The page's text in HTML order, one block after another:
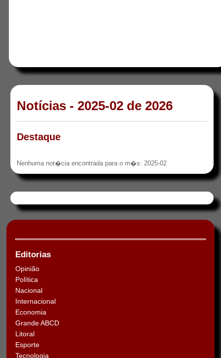
Notícias - 2025-02 de 2026
Destaque
Nenhuma not�cia encontrada para o m�s: 2025-02
Editorias
Opinião
Política
Nacional
Internacional
Economia
Grande ABCD
Litoral
Esporte
Tecnologia